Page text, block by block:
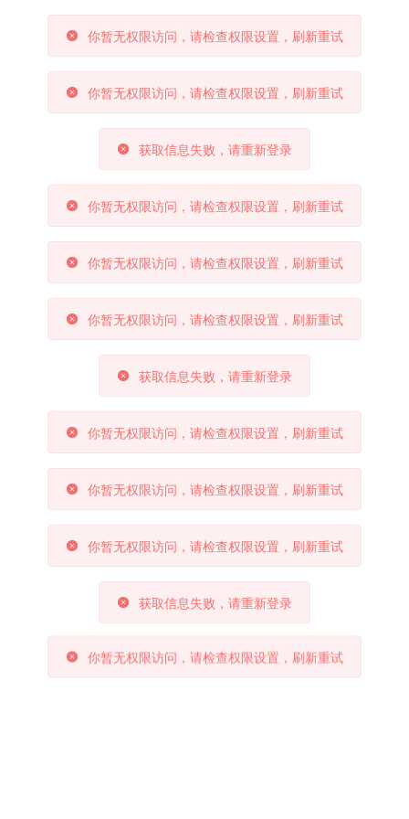
你暂无权限访问，请检查权限设置，刷新重试
你暂无权限访问，请检查权限设置，刷新重试
获取信息失败，请重新登录
你暂无权限访问，请检查权限设置，刷新重试
你暂无权限访问，请检查权限设置，刷新重试
你暂无权限访问，请检查权限设置，刷新重试
获取信息失败，请重新登录
你暂无权限访问，请检查权限设置，刷新重试
你暂无权限访问，请检查权限设置，刷新重试
你暂无权限访问，请检查权限设置，刷新重试
获取信息失败，请重新登录
你暂无权限访问，请检查权限设置，刷新重试